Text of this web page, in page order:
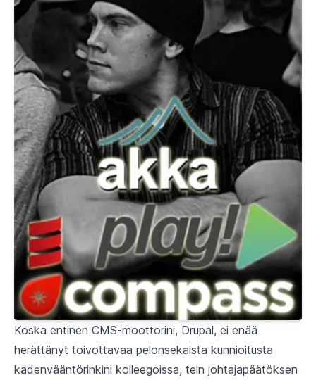
Koska entinen CMS-moottorini, Drupal, ei enää
herättänyt toivottavaa pelonsekaista kunnioitusta
kädenvääntörinkini kolleegoissa, tein johtajapäätöksen